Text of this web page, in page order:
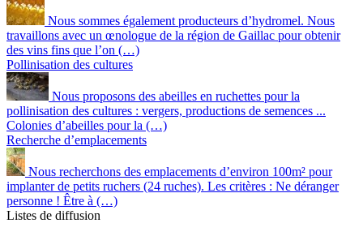
Nous sommes également producteurs d’hydromel. Nous
travaillons avec un œnologue de la région de Gaillac pour obtenir
des vins fins que l’on (…)
Pollinisation des cultures
Nous proposons des abeilles en ruchettes pour la
pollinisation des cultures : vergers, productions de semences ...
Colonies d’abeilles pour la (…)
Recherche d’emplacements
Nous recherchons des emplacements d’environ 100m² pour
implanter de petits ruchers (24 ruches). Les critères : Ne déranger
personne ! Être à (…)
Listes de diffusion